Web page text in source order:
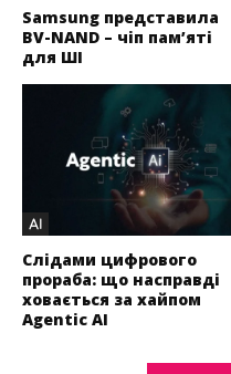
Samsung представила
BV-NAND – чіп пам’яті
для ШІ
AI
Слідами цифрового
прораба: що насправді
ховається за хайпом
Agentic AI